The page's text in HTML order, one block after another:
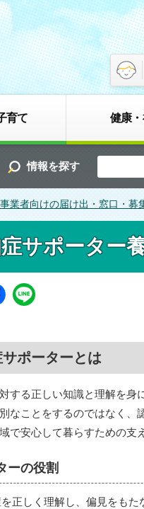
育て 健康
情報を探す
事業者向けの届け出・窓口・募
サポーター
ポーターとは
する正しい知識と理解を身
なことをするのではなく、
で安心して暮らすための支
ーの役割
正しく理解し、偏見をもた